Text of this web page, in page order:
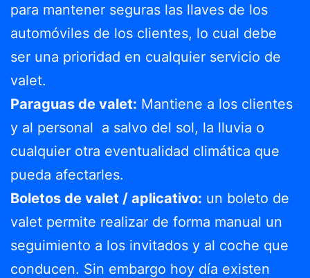
para mantener seguras las llaves de los
automóviles de los clientes, lo cual debe
ser una prioridad en cualquier servicio de
valet.
Paraguas de valet: Mantiene a los clientes
y al personal a salvo del sol, la lluvia o
cualquier otra eventualidad climática que
pueda afectarles.
Boletos de valet / aplicativo: un boleto de
valet permite realizar de forma manual un
seguimiento a los invitados y al coche que
conducen. Sin embargo hoy día existen